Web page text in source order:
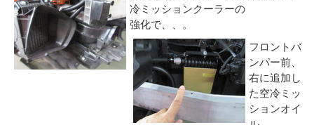
冷ミッションクーラーの
強化で、、。
フロントバ
ンパー前、
右に追加し
た空冷ミッ
ションオイ